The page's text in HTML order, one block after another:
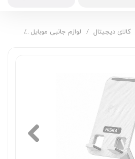
کالای دیجیتال لوازم جانبی موبایل